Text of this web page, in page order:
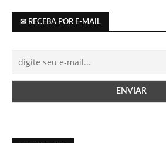
✉ RECEBA POR E-MAIL